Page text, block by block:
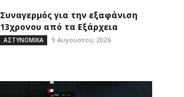
Συναγερμός για την εξαφάνιση
13χρονου από τα Εξάρχεια
ΑΣΤΥΝΟΜΙΚΑ 9 Αυγούστου, 2026